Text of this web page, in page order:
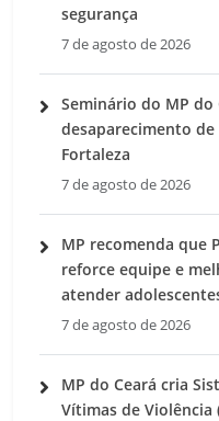
segurança
7 de agosto de 2026
Seminário do MP do
desaparecimento
Fortaleza
7 de agosto de 2026
MP recomenda que
reforce equipe e
atender
7 de agosto de 2026
MP do Ceará cria
Vítimas de Violência